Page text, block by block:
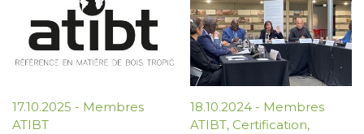
17.10.2025 - Membres
ATIBT
18.10.2024 - Membres
ATIBT, Certification,